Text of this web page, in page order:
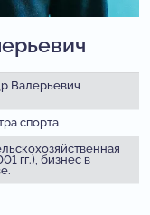
Валерьевич
спорта
гг.), бизнес в